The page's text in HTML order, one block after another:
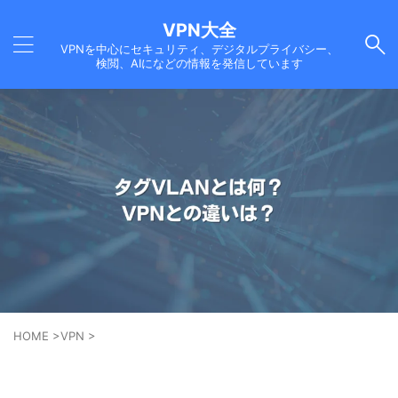
VPN大全
VPNを中心にセキュリティ、デジタルプライバシー、
検閲、AIになどの情報を発信しています
HOME >VPN >